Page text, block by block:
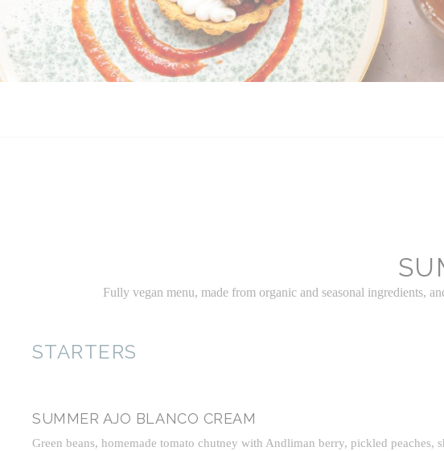
Fully vegan menu, made from organic and seasonal ingredients,
STARTERS
SUMMER AJO BLANCO CREAM
Green beans, homemade tomato chutney with Andliman berry, pickled peaches,